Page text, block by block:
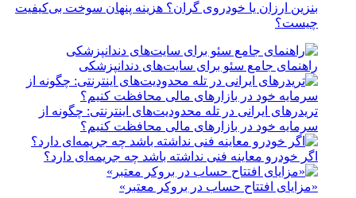
بنزین ارزان یا خودروی گران؟ هزینه پنهان سوخت بی‌کیفیت
چیست؟
راهنمای جامع سئو برای سایت‌های دندانپزشکی
تریدرهای ایرانی در تله محدودیت‌های اینترنتی: چگونه از
سرمایه خود در بازارهای مالی محافظت کنیم؟
اگر خودرو معاینه فنی نداشته باشد چه جریمه‌ای دارد؟
«مزایای افتتاح حساب در بروکر معتبر»